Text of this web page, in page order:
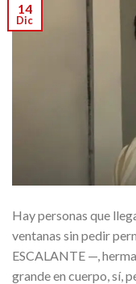
14
Dic
Hay personas que
ventanas sin pedir
ESCALANTE —,
grande en cuerpo, sí,